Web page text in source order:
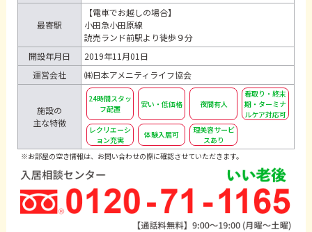
最寄駅
【電車でお越しの場合】
小田急小田原線
読売ランド前駅より徒歩９分
開設年月日
2019年11月01日
運営会社
㈱日本アメニティライフ協会
施設の
主な特徴
24時間スタッ
フ配置
安い・低価格 夜間有人
看取り・終末
期・ターミナ
ルケア対応可
レクリエーシ
ョン充実
体験入居可
理美容サービ
スあり
※お部屋の空き情報は、お問い合わせの際に確認させていただきます。